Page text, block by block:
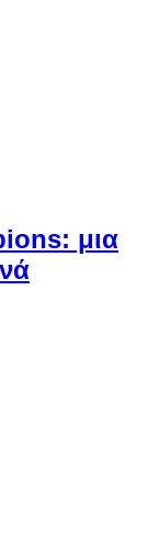
μια